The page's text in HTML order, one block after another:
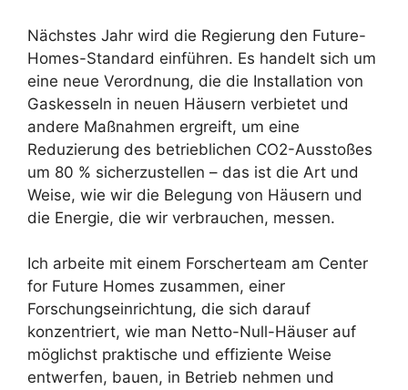
Nächstes Jahr wird die Regierung den Future-
Homes-Standard einführen. Es handelt sich um
eine neue Verordnung, die die Installation von
Gaskesseln in neuen Häusern verbietet und
andere Maßnahmen ergreift, um eine
Reduzierung des betrieblichen CO2-Ausstoßes
um 80 % sicherzustellen – das ist die Art und
Weise, wie wir die Belegung von Häusern und
die Energie, die wir verbrauchen, messen.
Ich arbeite mit einem Forscherteam am Center
for Future Homes zusammen, einer
Forschungseinrichtung, die sich darauf
konzentriert, wie man Netto-Null-Häuser auf
möglichst praktische und effiziente Weise
entwerfen, bauen, in Betrieb nehmen und